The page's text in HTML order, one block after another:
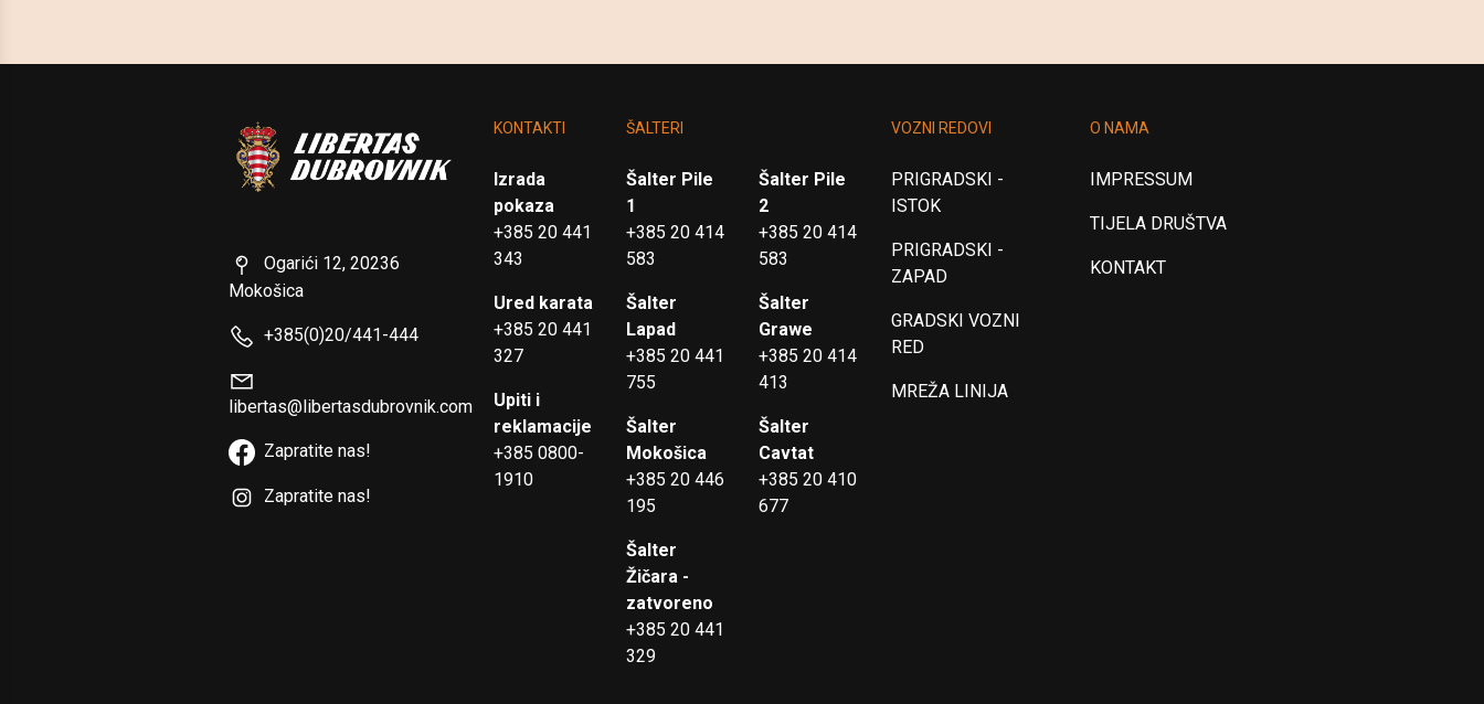
Ogarići 12, 20236
Mokošica
+385(0)20/441-444
libertas@libertasdubrovnik.com
Zapratite nas!
Zapratite nas!
KONTAKTI
Izrada
pokaza
+385 20 441
343
Ured karata
+385 20 441
327
Upiti i
reklamacije
+385 0800-
1910
ŠALTERI
Šalter Pile
1
+385 20 414
583
Šalter Pile
2
+385 20 414
583
Šalter
Lapad
+385 20 441
755
Šalter
Grawe
+385 20 414
413
Šalter
Mokošica
+385 20 446
195
Šalter
Cavtat
+385 20 410
677
Šalter
Žičara -
zatvoreno
+385 20 441
329
VOZNI REDOVI
PRIGRADSKI -
ISTOK
PRIGRADSKI -
ZAPAD
GRADSKI VOZNI
RED
MREŽA LINIJA
O NAMA
IMPRESSUM
TIJELA DRUŠTVA
KONTAKT